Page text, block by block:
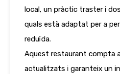
local, un pràctic traster i
quals està adaptat per a
reduïda.
Aquest restaurant compta
actualitzats i garanteix un